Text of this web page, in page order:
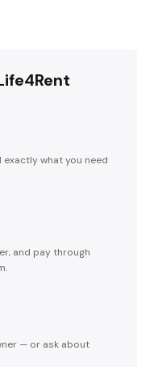
what you need
and pay through
— or ask about